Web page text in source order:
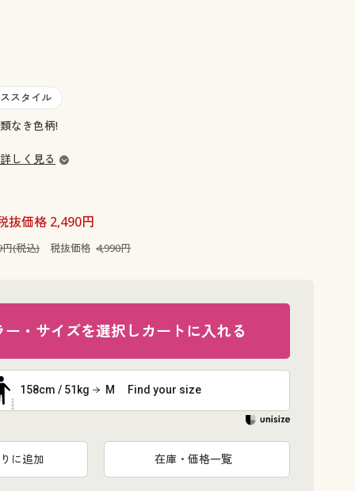
スタイル
なき色柄!
しく見る
抜価格 2,490円
円(税込) 税抜価格 4,990円
ー・サイズを選択しカートに入れる
158cm / 51kg M Find your size
に追加 在庫・価格一覧